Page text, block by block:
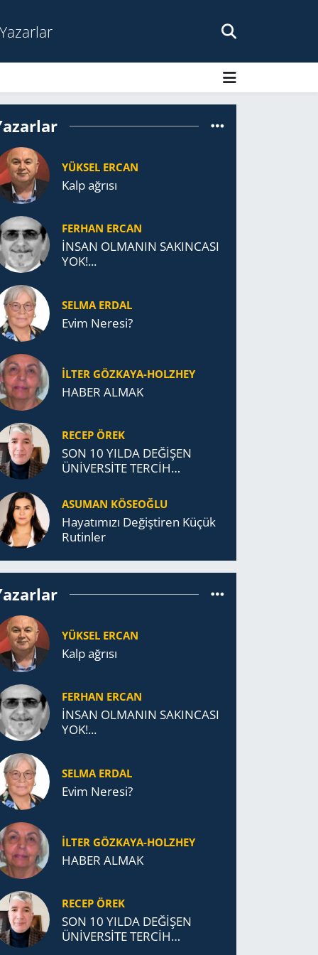
Yazarlar
YÜKSEL ERCAN
Kalp ağrısı
FERHAN ERCAN
İNSAN OLMANIN SAKINCASI
YOK!...
SELMA ERDAL
Evim Neresi?
İLTER GÖZKAYA-HOLZHEY
HABER ALMAK
RECEP ÖREK
SON 10 YILDA DEĞİŞEN
ÜNİVERSİTE TERCİH
ASUMAN KÖSEOĞLU
Ha­ya­tı­mı­zı De­ğiş­ti­ren Küçük
Ru­tin­ler
YÜKSEL ERCAN
Kalp ağrısı
FERHAN ERCAN
İNSAN OLMANIN SAKINCASI
YOK!...
SELMA ERDAL
Evim Neresi?
İLTER GÖZKAYA-HOLZHEY
HABER ALMAK
RECEP ÖREK
SON 10 YILDA DEĞİŞEN
ÜNİVERSİTE TERCİH